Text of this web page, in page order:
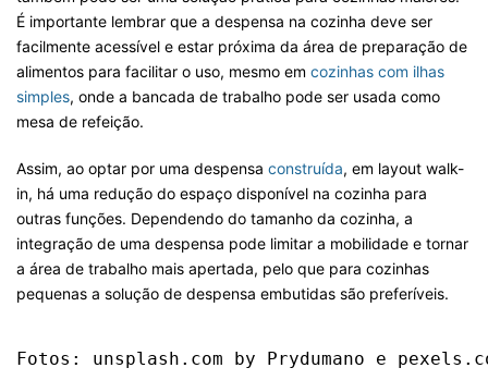
É importante lembrar que a despensa na cozinha deve ser
facilmente acessível e estar próxima da área de preparação de
alimentos para facilitar o uso, mesmo em cozinhas com ilhas
simples, onde a bancada de trabalho pode ser usada como
mesa de refeição.
Assim, ao optar por uma despensa construída, em layout walk-
in, há uma redução do espaço disponível na cozinha para
outras funções. Dependendo do tamanho da cozinha, a
integração de uma despensa pode limitar a mobilidade e tornar
a área de trabalho mais apertada, pelo que para cozinhas
pequenas a solução de despensa embutidas são preferíveis.
Fotos: unsplash.com by Prydumano e